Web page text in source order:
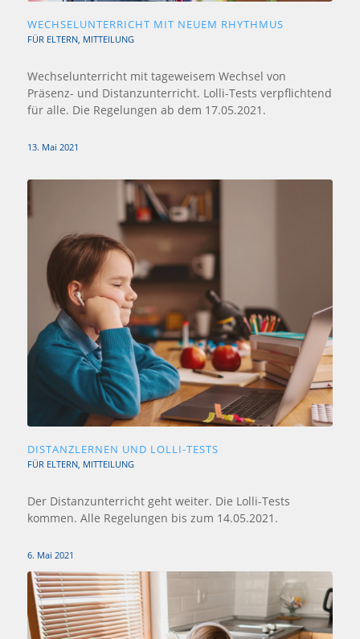
WECHSELUNTERRICHT MIT NEUEM RHYTHMUS
FÜR ELTERN, MITTEILUNG
Wechselunterricht mit tageweisem Wechsel von
Präsenz- und Distanzunterricht. Lolli-Tests verpflichtend
für alle. Die Regelungen ab dem 17.05.2021.
13. Mai 2021
DISTANZLERNEN UND LOLLI-TESTS
FÜR ELTERN, MITTEILUNG
Der Distanzunterricht geht weiter. Die Lolli-Tests
kommen. Alle Regelungen bis zum 14.05.2021.
6. Mai 2021